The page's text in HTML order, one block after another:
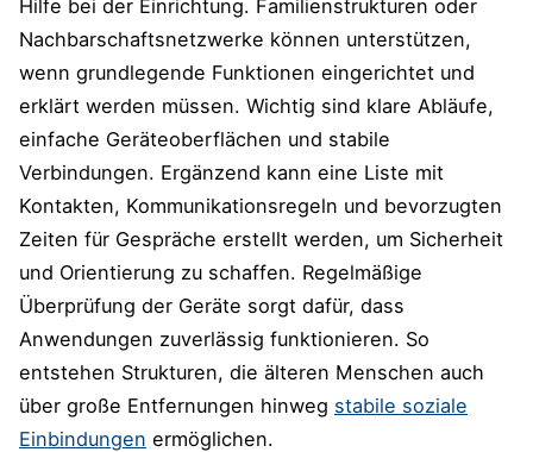
Hilfe bei der Einrichtung. Familienstrukturen oder
Nachbarschaftsnetzwerke können unterstützen,
wenn grundlegende Funktionen eingerichtet und
erklärt werden müssen. Wichtig sind klare Abläufe,
einfache Geräteoberflächen und stabile
Verbindungen. Ergänzend kann eine Liste mit
Kontakten, Kommunikationsregeln und bevorzugten
Zeiten für Gespräche erstellt werden, um Sicherheit
und Orientierung zu schaffen. Regelmäßige
Überprüfung der Geräte sorgt dafür, dass
Anwendungen zuverlässig funktionieren. So
entstehen Strukturen, die älteren Menschen auch
über große Entfernungen hinweg stabile soziale
Einbindungen ermöglichen.